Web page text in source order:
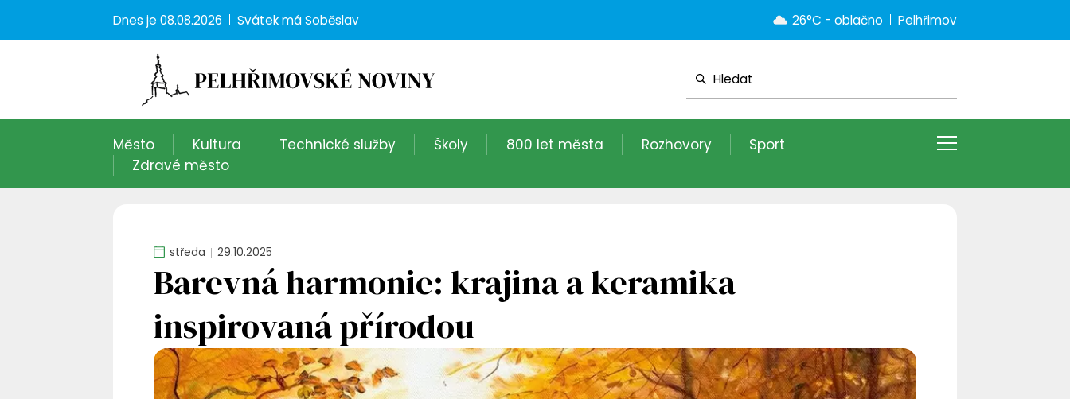
Dnes je 08.08.2026 Svátek máSoběslav 26°C - oblačno Pelhřimov
Město Kultura Technické služby Školy 800 let města Rozhovory
Sport
Zdravé město
středa 29.10.2025
Barevná harmonie: krajina a keramika
inspirovaná přírodou